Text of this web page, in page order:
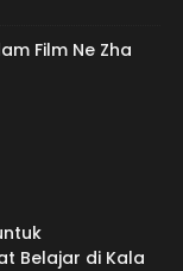
Film Ne Zha
Belajar di Kala